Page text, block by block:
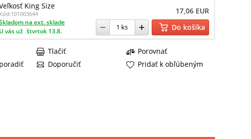
King Size
Kód:101003644 17,06 EUR
na ext. sklade
U vás už štvrtok 13.8. Do košíka
Porovnať
Doporučiť
Tlačiť
Pridať k obľúbeným